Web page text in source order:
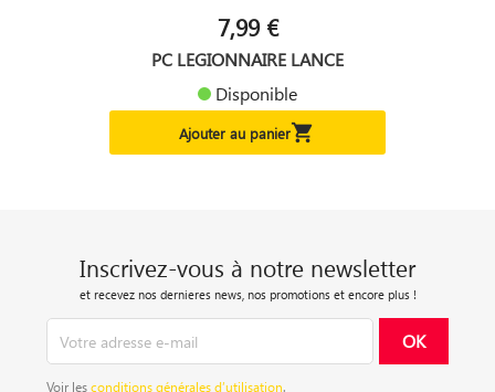
7,99 €
PC LEGIONNAIRE LANCE
Disponible
Ajouter au panier
Inscrivez-vous à notre newsletter
et recevez nos dernieres news, nos promotions et encore plus !
Voir lesconditions générales d’utilisation.